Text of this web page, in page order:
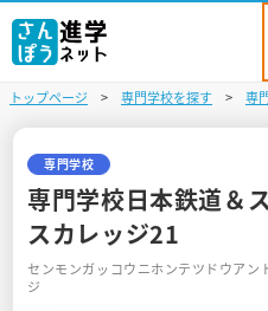
学校を探す
オープンキャン
トップページ 専門学校を探す 専
専門学校
専門学校日本鉄道＆
スカレッジ21
センモンガッコウニホンテツドウアン
ジ